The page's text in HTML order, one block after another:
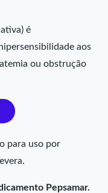
é
aos
ou obstrução
para uso por
Pepsamar.